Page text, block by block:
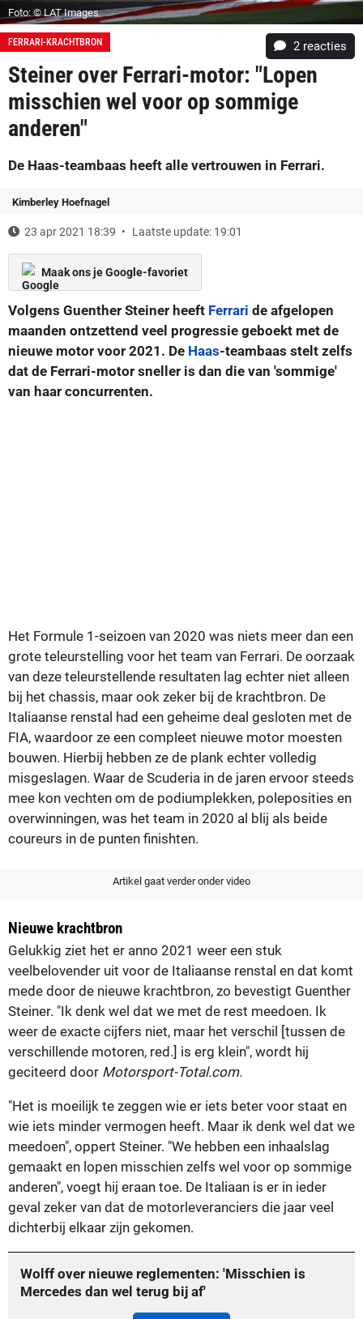
Foto: © LAT Images
FERRARI-KRACHTBRON 2 reacties
Steiner over Ferrari-motor: "Lopen
misschien wel voor op sommige
anderen"
De Haas-teambaas heeft alle vertrouwen in Ferrari.
Kimberley Hoefnagel
23 apr 2021 18:39 Laatste update: 19:01
Maak ons je Google-favoriet
Volgens Guenther Steiner heeft Ferrari de afgelopen
maanden ontzettend veel progressie geboekt met de
nieuwe motor voor 2021. De Haas-teambaas stelt zelfs
dat de Ferrari-motor sneller is dan die van 'sommige'
van haar concurrenten.
Het Formule 1-seizoen van 2020 was niets meer dan een
grote teleurstelling voor het team van Ferrari. De oorzaak
van deze teleurstellende resultaten lag echter niet alleen
bij het chassis, maar ook zeker bij de krachtbron. De
Italiaanse renstal had een geheime deal gesloten met de
FIA, waardoor ze een compleet nieuwe motor moesten
bouwen. Hierbij hebben ze de plank echter volledig
misgeslagen. Waar de Scuderia in de jaren ervoor steeds
mee kon vechten om de podiumplekken, poleposities en
overwinningen, was het team in 2020 al blij als beide
coureurs in de punten finishten.
Artikel gaat verder onder video
Nieuwe krachtbron
Gelukkig ziet het er anno 2021 weer een stuk
veelbelovender uit voor de Italiaanse renstal en dat komt
mede door de nieuwe krachtbron, zo bevestigt Guenther
Steiner. "Ik denk wel dat we met de rest meedoen. Ik
weer de exacte cijfers niet, maar het verschil [tussen de
verschillende motoren, red.] is erg klein", wordt hij
geciteerd door Motorsport-Total.com.
"Het is moeilijk te zeggen wie er iets beter voor staat en
wie iets minder vermogen heeft. Maar ik denk wel dat we
meedoen", oppert Steiner. "We hebben een inhaalslag
gemaakt en lopen misschien zelfs wel voor op sommige
anderen", voegt hij eraan toe. De Italiaan is er in ieder
geval zeker van dat de motorleveranciers die jaar veel
dichterbij elkaar zijn gekomen.
Wolff over nieuwe reglementen: 'Misschien is
Mercedes dan wel terug bij af'